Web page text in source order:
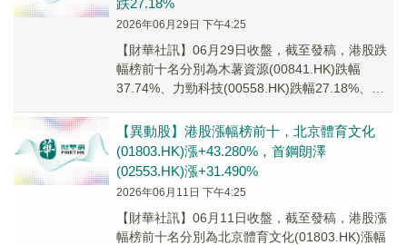
跌27.18%
2026年06月29日 下午4:25
【財華社訊】06月29日收盤，截至發稿，港股跌
幅榜前十名分別為木薯資源(00841.HK)跌幅
37.74%、力勁科技(00558.HK)跌幅27.18%、金
【異動股】港股漲幅榜前十，北京體育文化
(01803.HK)漲+43.280%，首鋼朗澤
(02553.HK)漲+31.490%
2026年06月11日 下午4:25
【財華社訊】06月11日收盤，截至發稿，港股漲
幅榜前十名分別為北京體育文化(01803.HK)漲幅